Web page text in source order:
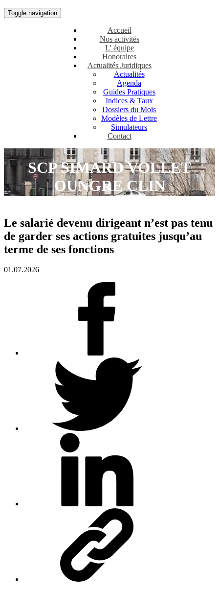
Toggle navigation
Accueil
Nos activités
L' équipe
Honoraires
Actualités Juridiques
Actualités
Agenda
Guides Pratiques
Indices & Taux
Dossiers du Mois
Modèles de Lettre
Simulateurs
Contact
SCP SIMARD VOLLET
OUNGRE CLIN
Le salarié devenu dirigeant n’est pas tenu
de garder ses actions gratuites jusqu’au
terme de ses fonctions
01.07.2026